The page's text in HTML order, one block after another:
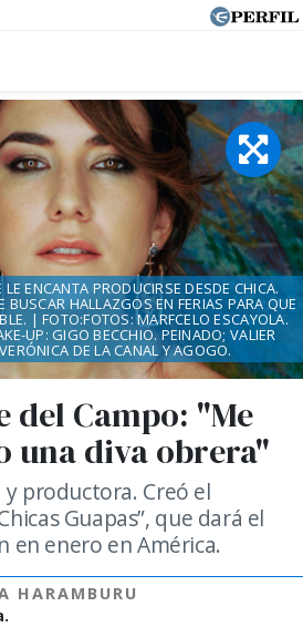
del Campo: "Me
una diva obrera"
productora. Creó el
Guapas”, que dará el
en enero en América.
HARAMBURU
ENCANTA PRODUCIRSE DESDE CHICA.
BUSCAR HALLAZGOS EN FERIAS PARA QUE
| FOTO:FOTOS: MARFCELO ESCAYOLA.
UP: GIGO BECCHIO. PEINADO; VALIER
DE LA CANAL Y AGOGO.